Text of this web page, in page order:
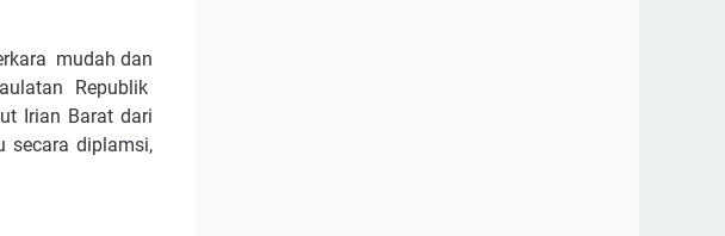
mudah dan
Republik
Irian Barat dari
diplamsi,